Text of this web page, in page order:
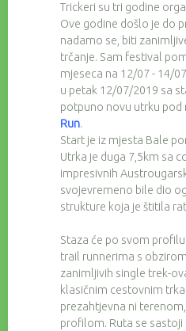
Trickeri su tri godine
Ove godine došlo je do
nadamo se, biti
trčanje. Sam festival
mjeseca na 12/07 - 14/
u petak 12/07/2019 sa
potpuno novu utrku pod
Run.
Start je iz mjesta Bale
Utrka je duga 7,5km sa
impresivnih
svojevremeno bile dio
strukture koja je štitila
Staza će po svom
trail runnerima s
zanimljivih single trek-
klasičnim cestovnim
prezahtjevna ni
profilom. Ruta se sastoji